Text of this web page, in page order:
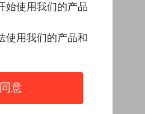
始使用我们的产品
使用我们的产品和
同意